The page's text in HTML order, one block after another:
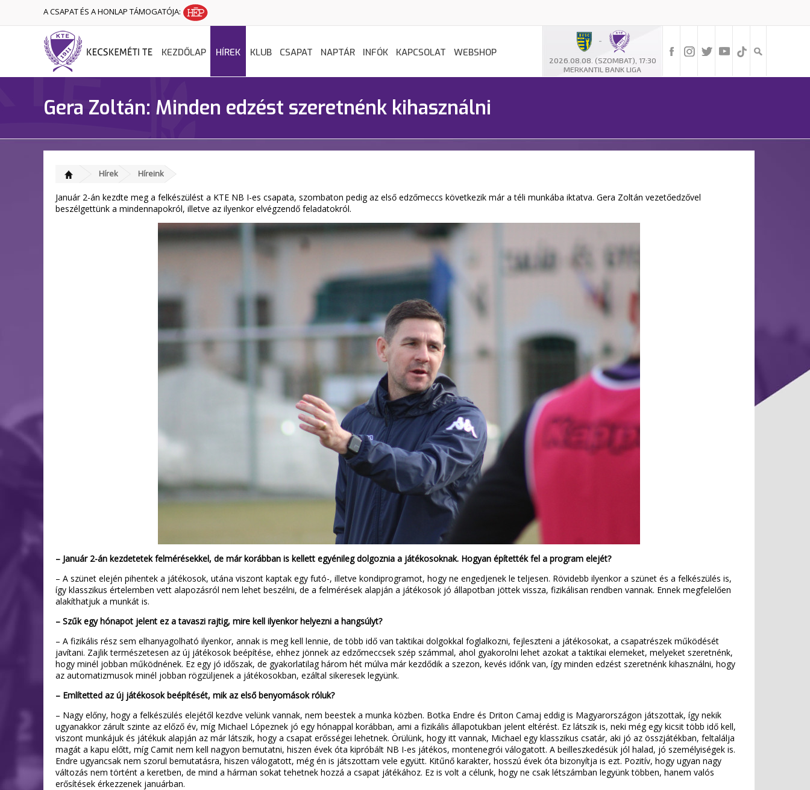
A CSAPAT ÉS A HONLAP TÁMOGATÓJA:
-
2026.08.08. (SZOMBAT), 17:30
MERKANTIL BANK LIGA
KEZDŐLAP HÍREK KLUB CSAPAT NAPTÁR INFÓK KAPCSOLAT WEBSHOP
Gera Zoltán: Minden edzést szeretnénk kihasználni
Hírek Híreink
Január 2-án kezdte meg a felkészülést a KTE NB I-es csapata, szombaton pedig az első edzőmeccs következik már a téli munkába iktatva. Gera Zoltán vezetőedzővel
beszélgettünk a mindennapokról, illetve az ilyenkor elvégzendő feladatokról.
– Január 2-án kezdetetek felmérésekkel, de már korábban is kellett egyénileg dolgoznia a játékosoknak. Hogyan építették fel a program elejét?
– A szünet elején pihentek a játékosok, utána viszont kaptak egy futó-, illetve kondiprogramot, hogy ne engedjenek le teljesen. Rövidebb ilyenkor a szünet és a felkészülés is,
így klasszikus értelemben vett alapozásról nem lehet beszélni, de a felmérések alapján a játékosok jó állapotban jöttek vissza, fizikálisan rendben vannak. Ennek megfelelően
alakíthatjuk a munkát is.
– Szűk egy hónapot jelent ez a tavaszi rajtig, mire kell ilyenkor helyezni a hangsúlyt?
– A fizikális rész sem elhanyagolható ilyenkor, annak is meg kell lennie, de több idő van taktikai dolgokkal foglalkozni, fejleszteni a játékosokat, a csapatrészek működését
javítani. Zajlik természetesen az új játékosok beépítése, ehhez jönnek az edzőmeccsek szép számmal, ahol gyakorolni lehet azokat a taktikai elemeket, melyeket szeretnénk,
hogy minél jobban működnének. Ez egy jó időszak, de gyakorlatilag három hét múlva már kezdődik a szezon, kevés időnk van, így minden edzést szeretnénk kihasználni, hogy
az automatizmusok minél jobban rögzüljenek a játékosokban, ezáltal sikeresek legyünk.
– Említetted az új játékosok beépítését, mik az első benyomások róluk?
– Nagy előny, hogy a felkészülés elejétől kezdve velünk vannak, nem beestek a munka közben. Botka Endre és Driton Camaj eddig is Magyarországon játszottak, így nekik
ugyanakkor zárult szinte az előző év, míg Michael Lópeznek jó egy hónappal korábban, ami a fizikális állapotukban jelent eltérést. Ez látszik is, neki még egy kicsit több idő kell,
viszont munkájuk és játékuk alapján az már látszik, hogy a csapat erősségei lehetnek. Örülünk, hogy itt vannak, Michael egy klasszikus csatár, aki jó az összjátékban, feltalálja
magát a kapu előtt, míg Camit nem kell nagyon bemutatni, hiszen évek óta kipróbált NB I-es játékos, montenegrói válogatott. A beilleszkedésük jól halad, jó személyiségek is.
Endre ugyancsak nem szorul bemutatásra, hiszen válogatott, még én is játszottam vele együtt. Kitűnő karakter, hosszú évek óta bizonyítja is ezt. Pozitív, hogy ugyan nagy
változás nem történt a keretben, de mind a hárman sokat tehetnek hozzá a csapat játékához. Ez is volt a célunk, hogy ne csak létszámban legyünk többen, hanem valós
erősítések érkezzenek januárban.